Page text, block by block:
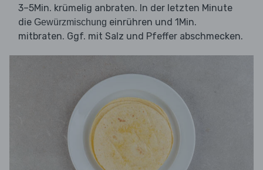
3–5Min. krümelig anbraten. In der letzten Minute
die Gewürzmischung einrühren und 1Min.
mitbraten. Ggf. mit Salz und Pfeffer abschmecken.